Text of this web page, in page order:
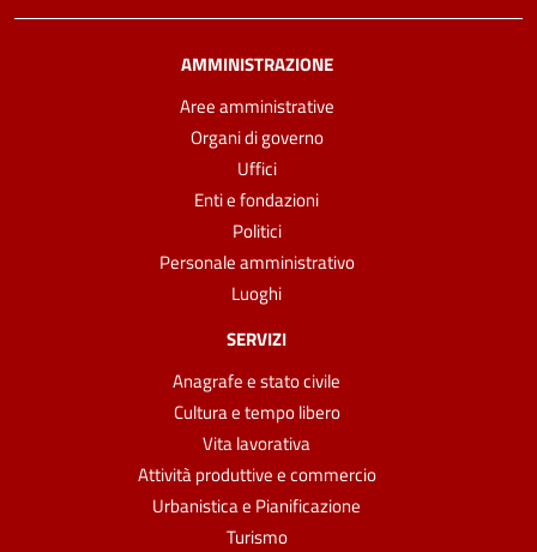
AMMINISTRAZIONE
Aree amministrative
Organi di governo
Uffici
Enti e fondazioni
Politici
Personale amministrativo
Luoghi
SERVIZI
Anagrafe e stato civile
Cultura e tempo libero
Vita lavorativa
Attività produttive e commercio
Urbanistica e Pianificazione
Turismo